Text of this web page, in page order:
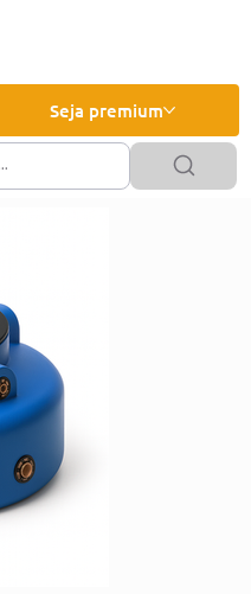
Seja premium